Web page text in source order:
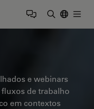
e webinars
de trabalho
em contextos